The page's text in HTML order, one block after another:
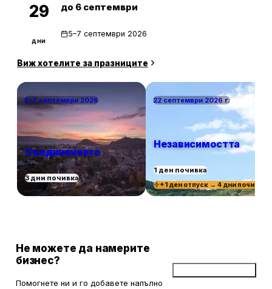
29
дни
до 6 септември
5–7 септември 2026
Виж хотелите за празниците
5–7 септември 2026
Съединението
3 дни почивка
22 септември 2026 г.
Независимостта
1 ден почивка
+1 ден отпуск → 4 дни почивка
Не можете да намерите
бизнес?
Помогнете ни и го добавете напълно